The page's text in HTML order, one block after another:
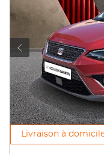
Livraison à